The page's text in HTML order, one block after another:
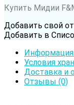
Купить Мидии
Добавить свой
Добавить в
Информация
Условия
Доставка и
Отзывы (0)